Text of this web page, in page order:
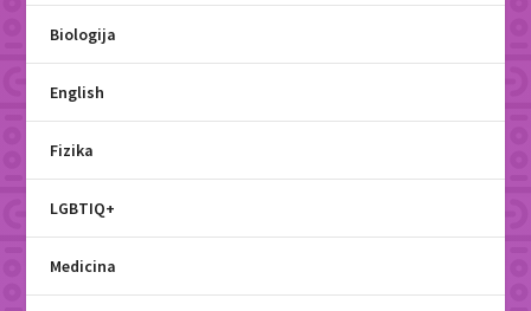
Biologija
English
Fizika
LGBTIQ+
Medicina